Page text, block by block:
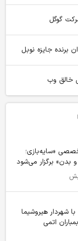
گوگل
برنده جایزه نوبل
خالق وب
«سایه‌بازی؛
بدن» برگزار می‌شود
شهردار هیروشیما
اتمی